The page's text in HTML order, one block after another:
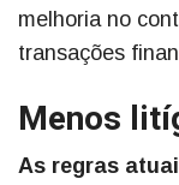
melhoria no
transações
Menos
As regras